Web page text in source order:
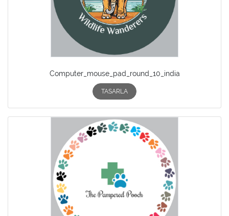
Computer_mouse_pad_round_10_india
TASARLA